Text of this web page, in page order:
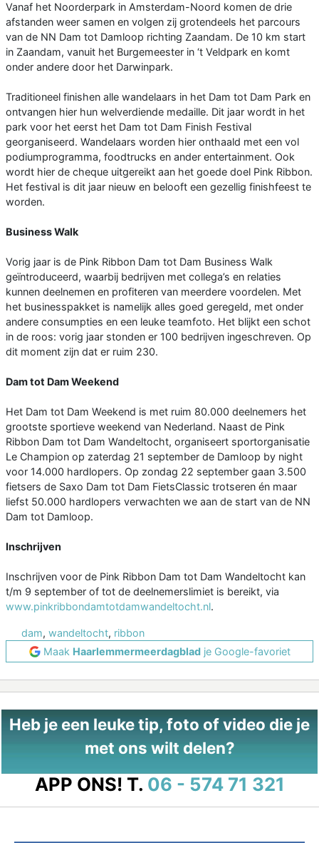
Vanaf het Noorderpark in Amsterdam-Noord komen de drie
afstanden weer samen en volgen zij grotendeels het parcours
van de NN Dam tot Damloop richting Zaandam. De 10 km start
in Zaandam, vanuit het Burgemeester in ‘t Veldpark en komt
onder andere door het Darwinpark.
Traditioneel finishen alle wandelaars in het Dam tot Dam Park en
ontvangen hier hun welverdiende medaille. Dit jaar wordt in het
park voor het eerst het Dam tot Dam Finish Festival
georganiseerd. Wandelaars worden hier onthaald met een vol
podiumprogramma, foodtrucks en ander entertainment. Ook
wordt hier de cheque uitgereikt aan het goede doel Pink Ribbon.
Het festival is dit jaar nieuw en belooft een gezellig finishfeest te
worden.
Business Walk
Vorig jaar is de Pink Ribbon Dam tot Dam Business Walk
geïntroduceerd, waarbij bedrijven met collega’s en relaties
kunnen deelnemen en profiteren van meerdere voordelen. Met
het businesspakket is namelijk alles goed geregeld, met onder
andere consumpties en een leuke teamfoto. Het blijkt een schot
in de roos: vorig jaar stonden er 100 bedrijven ingeschreven. Op
dit moment zijn dat er ruim 230.
Dam tot Dam Weekend
Het Dam tot Dam Weekend is met ruim 80.000 deelnemers het
grootste sportieve weekend van Nederland. Naast de Pink
Ribbon Dam tot Dam Wandeltocht, organiseert sportorganisatie
Le Champion op zaterdag 21 september de Damloop by night
voor 14.000 hardlopers. Op zondag 22 september gaan 3.500
fietsers de Saxo Dam tot Dam FietsClassic trotseren én maar
liefst 50.000 hardlopers verwachten we aan de start van de NN
Dam tot Damloop.
Inschrijven
Inschrijven voor de Pink Ribbon Dam tot Dam Wandeltocht kan
t/m 9 september of tot de deelnemerslimiet is bereikt, via
www.pinkribbondamtotdamwandeltocht.nl.
dam, wandeltocht, ribbon
Maak Haarlemmermeerdagbladje Google-favoriet
Heb je een leuke tip, foto of video die je
met ons wilt delen?
APP ONS! T. 06 - 574 71 321